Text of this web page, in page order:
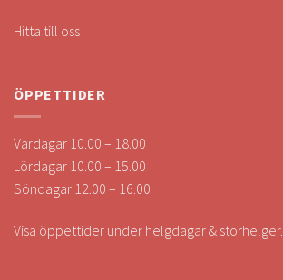
Hitta till oss
ÖPPETTIDER
Vardagar 10.00 – 18.00
Lördagar 10.00 – 15.00
Söndagar 12.00 – 16.00
Visa öppettider under helgdagar & storhelger.